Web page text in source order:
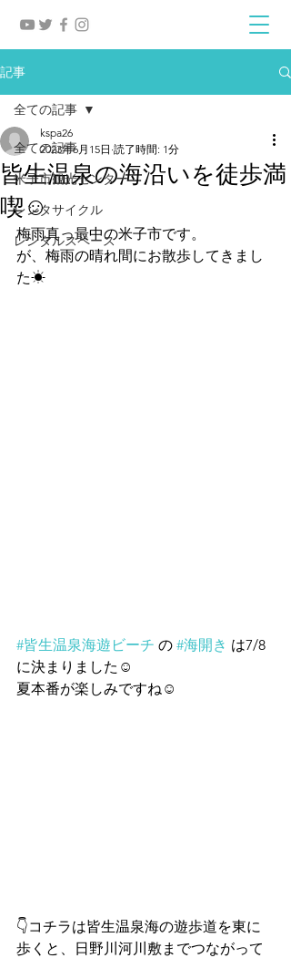
記事
全ての記事
米子市観光センター
レンタサイクル
レンタルスペース
全ての記事
皆生温泉の海沿いを徒歩満
喫☺
kspa26
2023年6月15日 読了時間: 1分
梅雨真っ最中の米子市です。
が、梅雨の晴れ間にお散歩してきまし
た☀
#皆生温泉海遊ビーチ の #海開き は7/8
に決まりました☺
夏本番が楽しみですね☺
👇コチラは皆生温泉海の遊歩道を東に
歩くと、日野川河川敷までつながって